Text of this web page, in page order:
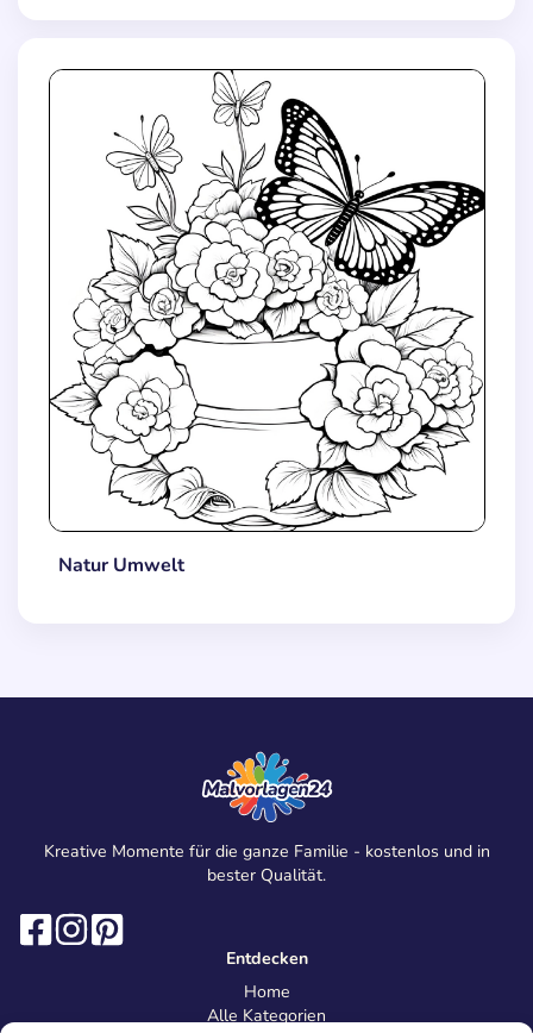
Natur Umwelt
Kreative Momente für die ganze Familie - kostenlos und in
bester Qualität.
Entdecken
Home
Alle Kategorien